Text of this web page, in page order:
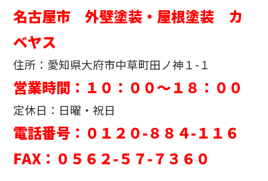
名古屋市 外壁塗装・屋根塗装 カ
ベヤス
住所：愛知県大府市中草町田ノ神１-１
営業時間：１０：００～１８：００
定休日：日曜・祝日
電話番号：０１２０-８８４-１１６
FAX：０５６２-５７-７３６０